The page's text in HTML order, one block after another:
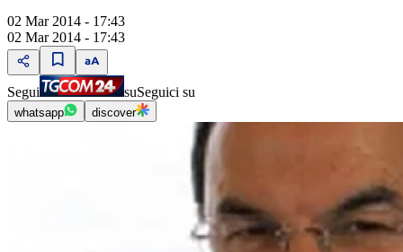
02 Mar 2014 - 17:43
02 Mar 2014 - 17:43
Segui suSeguici su
whatsapp discover